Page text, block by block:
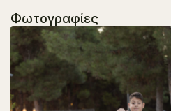
Φωτογραφίες